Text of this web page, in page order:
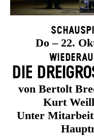
Do – 22.
DIE
von Bertolt
Kurt
Unter